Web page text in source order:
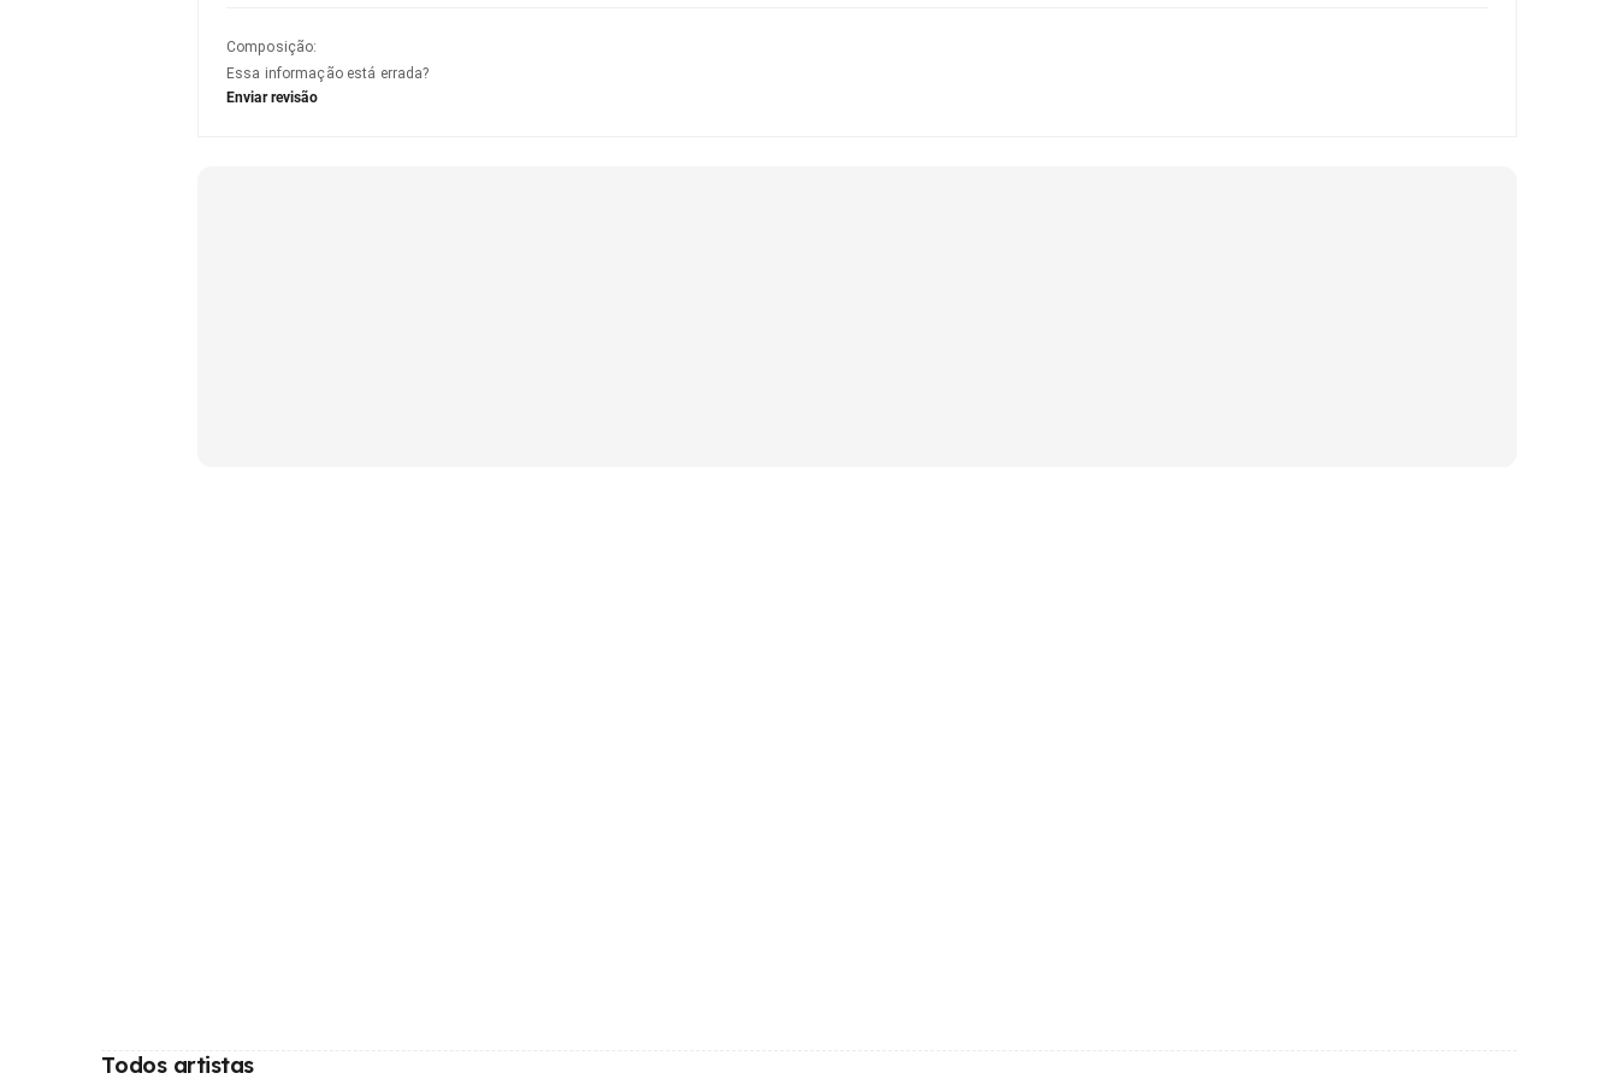
Composição:
Essa informação está errada?
Enviar revisão
Todos artistas